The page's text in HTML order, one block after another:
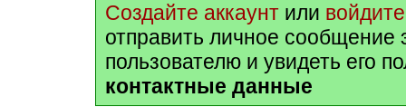
Создайте аккаунт или войдите
отправить личное сообщение
пользователю и увидеть его
контактные данные